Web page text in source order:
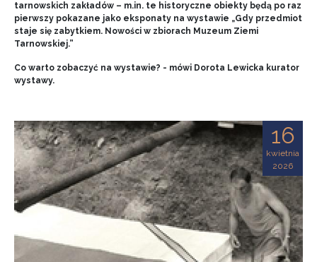
tarnowskich zakładów – m.in. te historyczne obiekty będą po raz
pierwszy pokazane jako eksponaty na wystawie „Gdy przedmiot
staje się zabytkiem. Nowości w zbiorach Muzeum Ziemi
Tarnowskiej.”
Co warto zobaczyć na wystawie? - mówi Dorota Lewicka kurator
wystawy.
16
kwietnia
2026